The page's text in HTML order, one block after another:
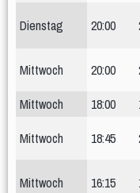
Dienstag 20:00
Mittwoch 20:00
Mittwoch
18:00
Mittwoch
18:45
Mittwoch 16:15